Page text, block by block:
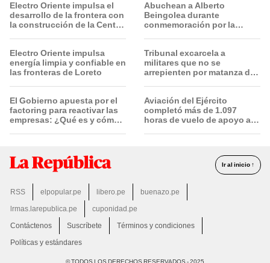
Electro Oriente impulsa el
desarrollo de la frontera con
la construcción de la Central
Electro Oriente impulsa
energía limpia y confiable en
las fronteras de Loreto
El Gobierno apuesta por el
factoring para reactivar las
empresas: ¿Qué es y cómo
Abuchean a Alberto
Beingolea durante
conmemoración por la
Tribunal excarcela a
militares que no se
arrepienten por matanza de
Aviación del Ejército
completó más de 1.097
horas de vuelo de apoyo a
Ir al inicio ↑
RSS elpopular.pe libero.pe
buenazo.pe
lrmas.larepublica.pe
cuponidad.pe
Contáctenos
Suscríbete
Términos y condiciones
Políticas y estándares